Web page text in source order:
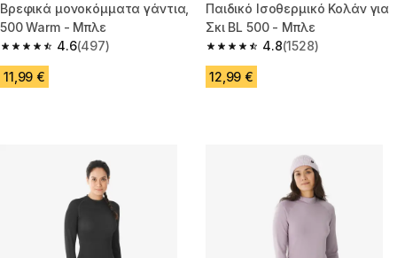
Βρεφικά μονοκόμματα γάντια,
500 Warm - Μπλε
4.6
4.6 out of 5 stars from 497 reviews
(497)
11,99 €
Παιδικό Ισοθερμικό Κολάν για
Σκι BL 500 - Μπλε
4.8
4.8 out of 5 stars from 1528
(1528)
12,99 €